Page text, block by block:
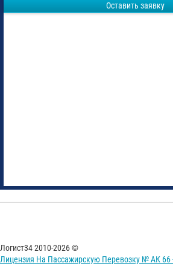
Оставить заявку
Логист34 2010-2026 ©
Лицензия На Пассажирскую Перевозку № АК 66